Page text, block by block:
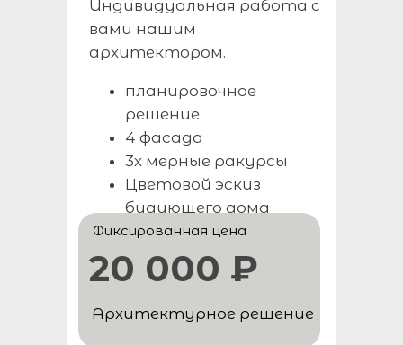
Индивидуальная работа с
вами нашим
архитектором.
планировочное
решение
4 фасада
3х мерные ракурсы
Цветовой эскиз
будующего дома
20 000 ₽
Архитектурное решение
Фиксированная цена
Нужна
консультация
специалиста?
с вами в ближайшее время